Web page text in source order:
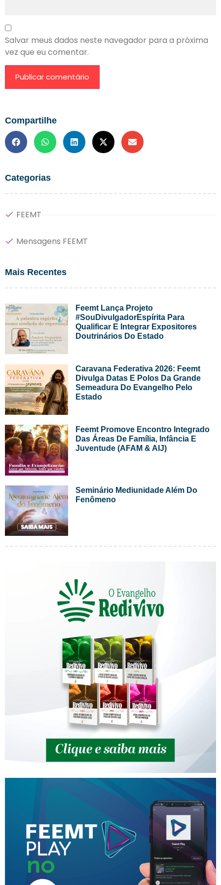
Compartilhe
Categorias
FEEMT
Mensagens FEEMT
Mais Recentes
Feemt Lança Projeto
#SouDivulgadorEspírita Para
Qualificar E Integrar Expositores
Doutrinários Do Estado
Caravana Federativa 2026: Feemt
Divulga Datas E Polos Da Grande
Semeadura Do Evangelho Pelo
Estado
Feemt Promove Encontro Integrado
Das Áreas De Família, Infância E
Juventude (AFAM & AIJ)
Seminário Mediunidade Além Do
Fenômeno
Salvar meus dados neste navegador para a próxima
vez que eu comentar.